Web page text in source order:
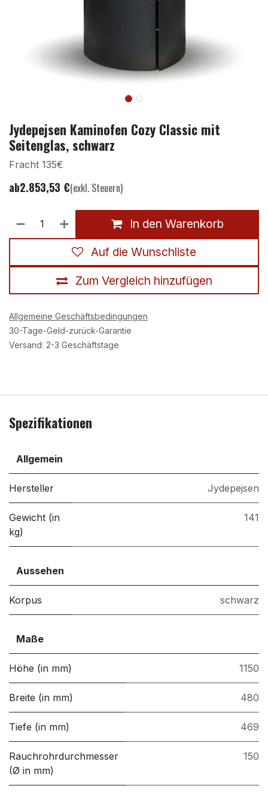
Jydepejsen Kaminofen Cozy Classic mit
Seitenglas, schwarz
Fracht 135€
ab2.853,53 €(exkl. Steuern)
In den Warenkorb
Zum Vergleich hinzufügen
Auf die Wunschliste
Allgemeine Geschäftsbedingungen
30-Tage-Geld-zurück-Garantie
Versand: 2-3 Geschäftstage
Spezifikationen
Allgemein
Hersteller Jydepejsen
Gewicht (in
kg)
141
Aussehen
Korpus schwarz
Maße
Höhe (in mm) 1150
Breite (in mm) 480
Tiefe (in mm) 469
Rauchrohrdurchmesser
(Ø in mm)
150